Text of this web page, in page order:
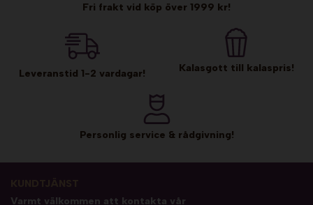
Fri frakt vid köp över 1999 kr!
Leveranstid 1-2 vardagar! Kalasgott till kalaspris!
Personlig service & rådgivning!
Varmt välkommen att kontakta vår